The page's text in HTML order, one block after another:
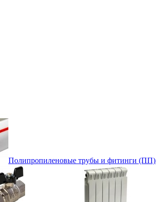
Полипропиленовые трубы и фитинги (ПП)